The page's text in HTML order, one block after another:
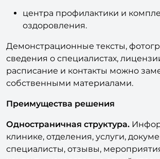
профильного врачебного
центра профилактики и
оздоровления.
Демонстрационные тексты,
сведения о специалистах,
расписание и контакты можно
собственными материалами.
Преимущества решения
Одностраничная структура.
клинике, отделения, услуги,